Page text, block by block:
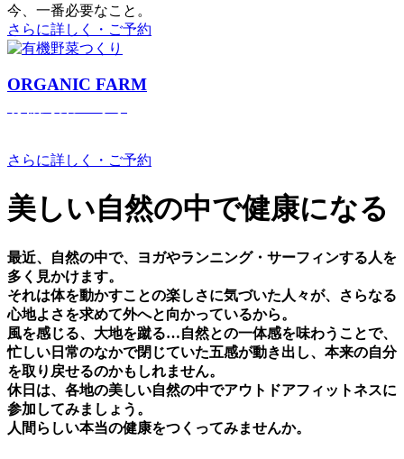
今、⼀番必要なこと。
さらに詳しく・ご予約
ORGANIC FARM
さらに詳しく・ご予約
美しい⾃然の中で健康になる
最近、⾃然の中で、ヨガやランニング・サーフィンする⼈を
多く⾒かけます。
それは体を動かすことの楽しさに気づいた⼈々が、さらなる
⼼地よさを求めて外へと向かっているから。
⾵を感じる、⼤地を蹴る…⾃然との⼀体感を味わうことで、
忙しい⽇常のなかで閉じていた五感が動き出し、本来の⾃分
を取り戻せるのかもしれません。
休⽇は、各地の美しい⾃然の中でアウトドアフィットネスに
参加してみましょう。
⼈間らしい本当の健康をつくってみませんか。